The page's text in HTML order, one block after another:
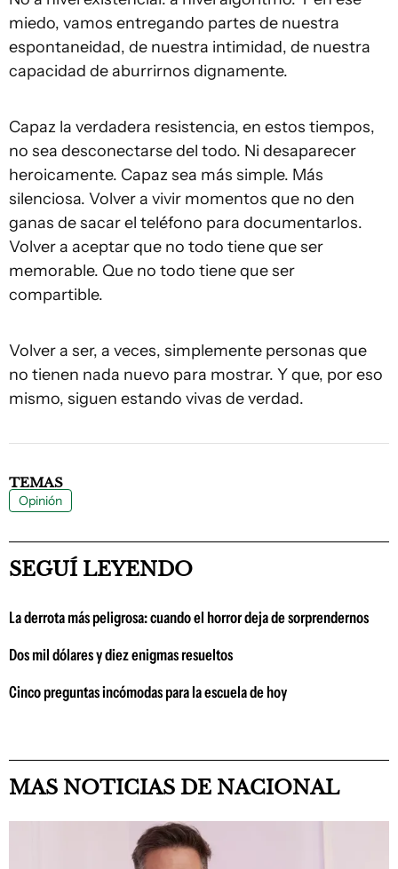
miedo, vamos entregando partes de nuestra
espontaneidad, de nuestra intimidad, de nuestra
capacidad de aburrirnos dignamente.
Capaz la verdadera resistencia, en estos tiempos,
no sea desconectarse del todo. Ni desaparecer
heroicamente. Capaz sea más simple. Más
silenciosa. Volver a vivir momentos que no den
ganas de sacar el teléfono para documentarlos.
Volver a aceptar que no todo tiene que ser
memorable. Que no todo tiene que ser
compartible.
Volver a ser, a veces, simplemente personas que
no tienen nada nuevo para mostrar. Y que, por eso
mismo, siguen estando vivas de verdad.
TEMAS
Opinión
SEGUÍ LEYENDO
La derrota más peligrosa: cuando el horror deja de sorprendernos
Dos mil dólares y diez enigmas resueltos
Cinco preguntas incómodas para la escuela de hoy
MAS NOTICIAS DE NACIONAL